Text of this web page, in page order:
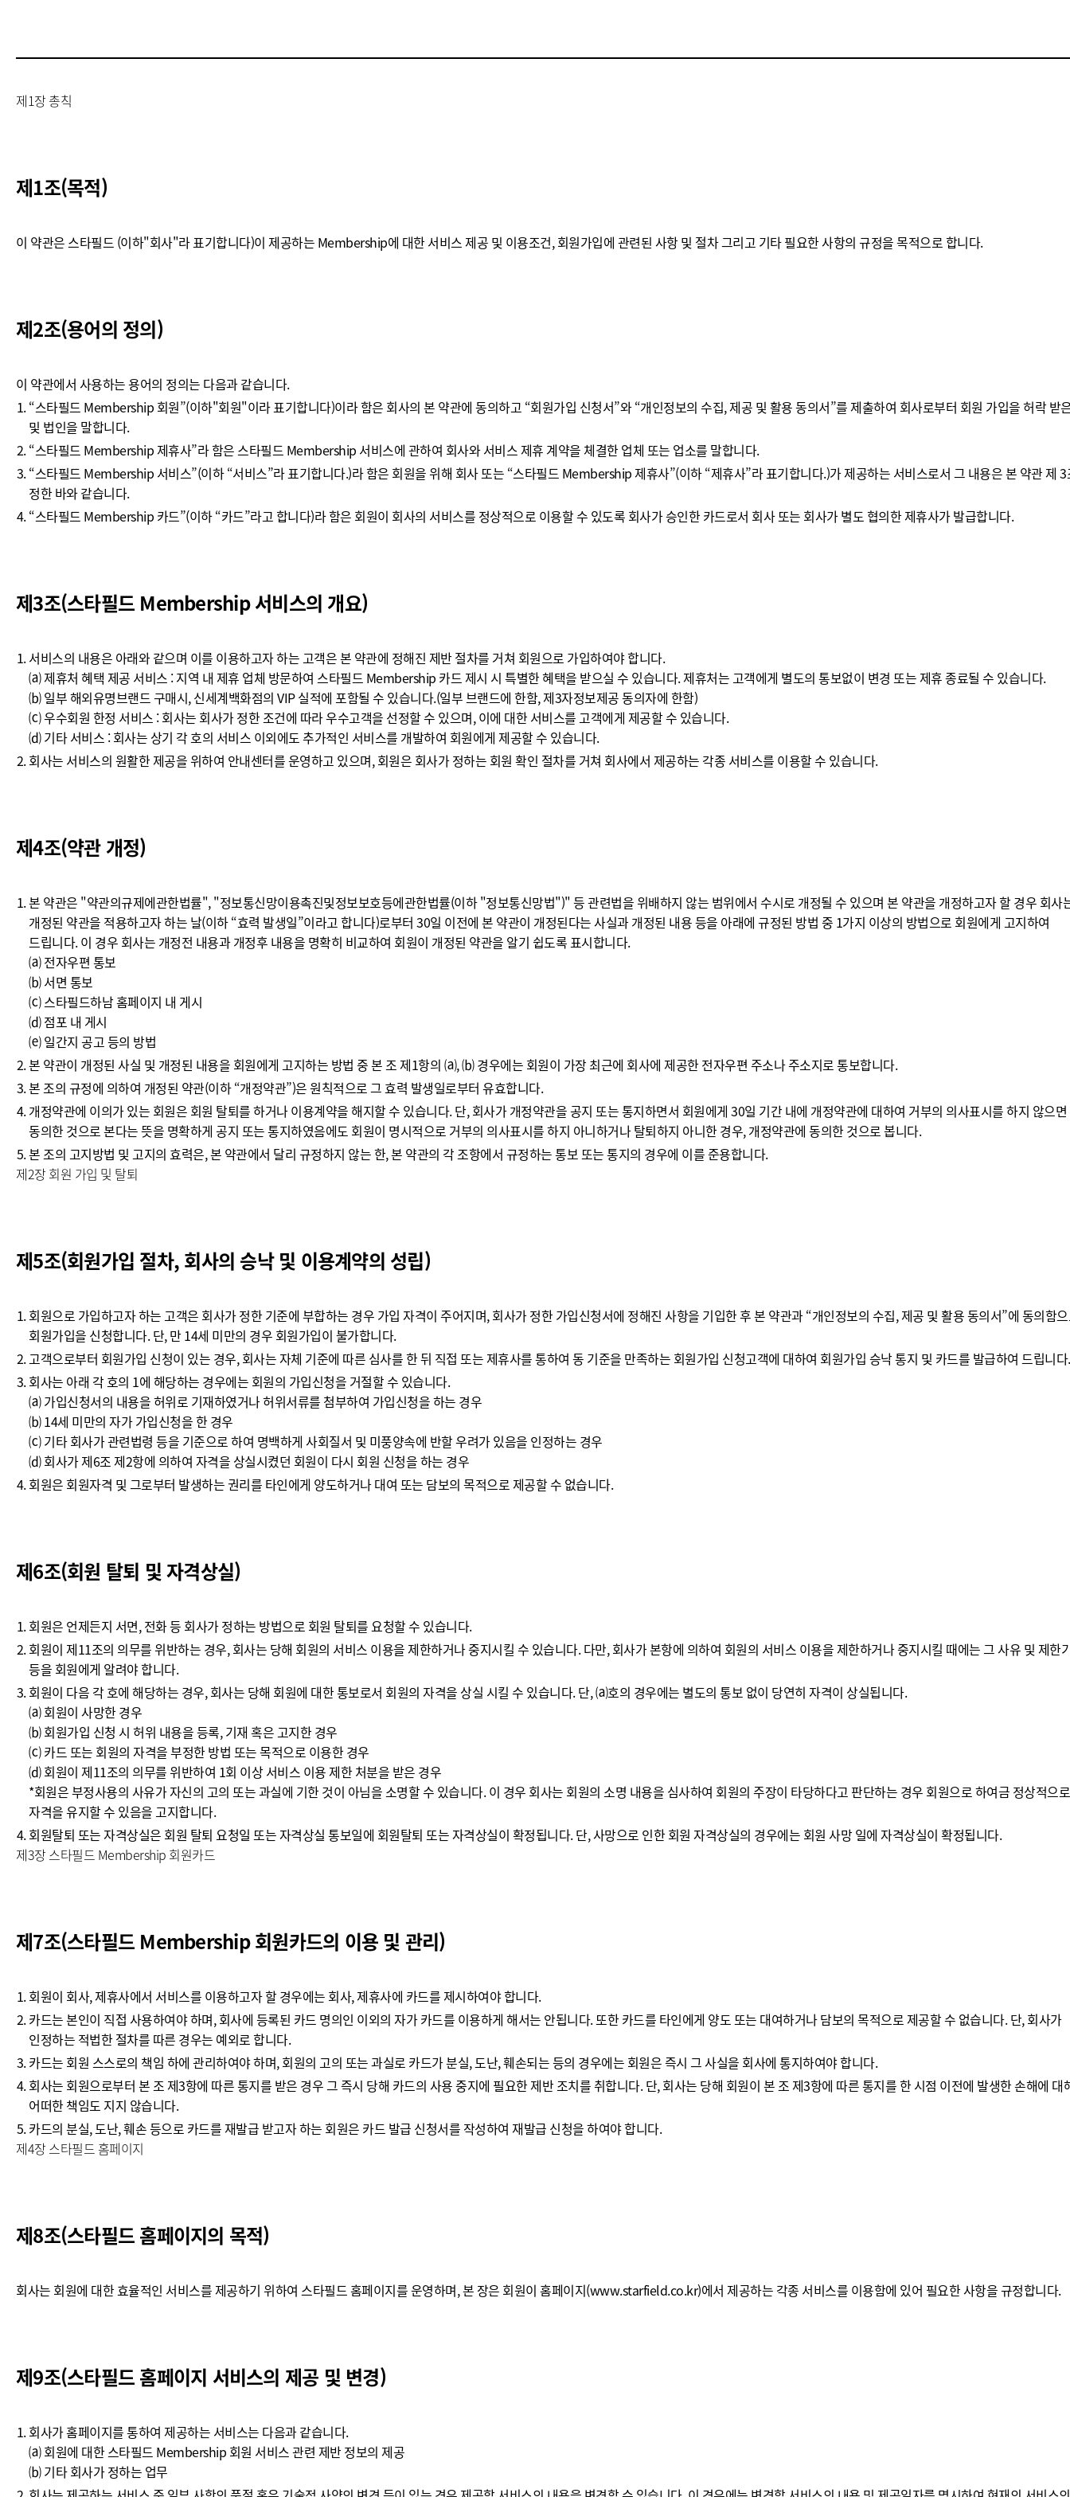
제1장 총칙
제1조(목적)
이 약관은 스타필드 (이하"회사"라 표기합니다)이 제공하는 Membership에 대한 서비스 제공 및 이용조건, 회원가입에 관련된 사항 및 절차 그리고 기타 필요한 사항의 규정을 목적으로 합니다.
제2조(용어의 정의)
이 약관에서 사용하는 용어의 정의는 다음과 같습니다.
“스타필드 Membership 회원”(이하"회원"이라 표기합니다)이라 함은 회사의 본 약관에 동의하고 “회원가입 신청서”와 “개인정보의 수집, 제공 및 활용 동의서”를 제출하여 회사로부터 회원 가입을 허락 받
및 법인을 말합니다.
“스타필드 Membership 제휴사”라 함은 스타필드 Membership 서비스에 관하여 회사와 서비스 제휴 계약을 체결한 업체 또는 업소를 말합니다.
“스타필드 Membership 서비스”(이하 “서비스”라 표기합니다.)라 함은 회원을 위해 회사 또는 “스타필드 Membership 제휴사”(이하 “제휴사”라 표기합니다.)가 제공하는 서비스로서 그 내용은 본 약관 제
정한 바와 같습니다.
“스타필드 Membership 카드”(이하 “카드”라고 합니다)라 함은 회원이 회사의 서비스를 정상적으로 이용할 수 있도록 회사가 승인한 카드로서 회사 또는 회사가 별도 협의한 제휴사가 발급합니다.
제3조(스타필드 Membership 서비스의 개요)
서비스의 내용은 아래와 같으며 이를 이용하고자 하는 고객은 본 약관에 정해진 제반 절차를 거쳐 회원으로 가입하여야 합니다.
⒜ 제휴처 혜택 제공 서비스 : 지역 내 제휴 업체 방문하여 스타필드 Membership 카드 제시 시 특별한 혜택을 받으실 수 있습니다. 제휴처는 고객에게 별도의 통보없이 변경 또는 제휴 종료될 수 있습니다.
⒝ 일부 해외유명브랜드 구매시, 신세계백화점의 VIP 실적에 포함될 수 있습니다.(일부 브랜드에 한함, 제3자정보제공 동의자에 한함)
⒞ 우수회원 한정 서비스 : 회사는 회사가 정한 조건에 따라 우수고객을 선정할 수 있으며, 이에 대한 서비스를 고객에게 제공할 수 있습니다.
⒟ 기타 서비스 : 회사는 상기 각 호의 서비스 이외에도 추가적인 서비스를 개발하여 회원에게 제공할 수 있습니다.
회사는 서비스의 원활한 제공을 위하여 안내센터를 운영하고 있으며, 회원은 회사가 정하는 회원 확인 절차를 거쳐 회사에서 제공하는 각종 서비스를 이용할 수 있습니다.
제4조(약관 개정)
본 약관은 "약관의규제에관한법률", "정보통신망이용촉진및정보보호등에관한법률(이하 "정보통신망법")" 등 관련법을 위배하지 않는 범위에서 수시로 개정될 수 있으며 본 약관을 개정하고자 할 경우 회사
개정된 약관을 적용하고자 하는 날(이하 “효력 발생일”이라고 합니다)로부터 30일 이전에 본 약관이 개정된다는 사실과 개정된 내용 등을 아래에 규정된 방법 중 1가지 이상의 방법으로 회원에게 고지하여
드립니다. 이 경우 회사는 개정전 내용과 개정후 내용을 명확히 비교하여 회원이 개정된 약관을 알기 쉽도록 표시합니다.
⒜ 전자우편 통보
⒝ 서면 통보
⒞ 스타필드하남 홈페이지 내 게시
⒟ 점포 내 게시
⒠ 일간지 공고 등의 방법
본 약관이 개정된 사실 및 개정된 내용을 회원에게 고지하는 방법 중 본 조 제1항의 ⒜, ⒝ 경우에는 회원이 가장 최근에 회사에 제공한 전자우편 주소나 주소지로 통보합니다.
본 조의 규정에 의하여 개정된 약관(이하 “개정약관”)은 원칙적으로 그 효력 발생일로부터 유효합니다.
개정약관에 이의가 있는 회원은 회원 탈퇴를 하거나 이용계약을 해지할 수 있습니다. 단, 회사가 개정약관을 공지 또는 통지하면서 회원에게 30일 기간 내에 개정약관에 대하여 거부의 의사표시를 하지 않으면
동의한 것으로 본다는 뜻을 명확하게 공지 또는 통지하였음에도 회원이 명시적으로 거부의 의사표시를 하지 아니하거나 탈퇴하지 아니한 경우, 개정약관에 동의한 것으로 봅니다.
본 조의 고지방법 및 고지의 효력은, 본 약관에서 달리 규정하지 않는 한, 본 약관의 각 조항에서 규정하는 통보 또는 통지의 경우에 이를 준용합니다.
제2장 회원 가입 및 탈퇴
제5조(회원가입 절차, 회사의 승낙 및 이용계약의 성립)
회원으로 가입하고자 하는 고객은 회사가 정한 기준에 부합하는 경우 가입 자격이 주어지며, 회사가 정한 가입신청서에 정해진 사항을 기입한 후 본 약관과 “개인정보의 수집, 제공 및 활용 동의서”에 동의함
회원가입을 신청합니다. 단, 만 14세 미만의 경우 회원가입이 불가합니다.
고객으로부터 회원가입 신청이 있는 경우, 회사는 자체 기준에 따른 심사를 한 뒤 직접 또는 제휴사를 통하여 동 기준을 만족하는 회원가입 신청고객에 대하여 회원가입 승낙 통지 및 카드를 발급하여 드립니다.
회사는 아래 각 호의 1에 해당하는 경우에는 회원의 가입신청을 거절할 수 있습니다.
⒜ 가입신청서의 내용을 허위로 기재하였거나 허위서류를 첨부하여 가입신청을 하는 경우
⒝ 14세 미만의 자가 가입신청을 한 경우
⒞ 기타 회사가 관련법령 등을 기준으로 하여 명백하게 사회질서 및 미풍양속에 반할 우려가 있음을 인정하는 경우
⒟ 회사가 제6조 제2항에 의하여 자격을 상실시켰던 회원이 다시 회원 신청을 하는 경우
회원은 회원자격 및 그로부터 발생하는 권리를 타인에게 양도하거나 대여 또는 담보의 목적으로 제공할 수 없습니다.
제6조(회원 탈퇴 및 자격상실)
회원은 언제든지 서면, 전화 등 회사가 정하는 방법으로 회원 탈퇴를 요청할 수 있습니다.
회원이 제11조의 의무를 위반하는 경우, 회사는 당해 회원의 서비스 이용을 제한하거나 중지시킬 수 있습니다. 다만, 회사가 본항에 의하여 회원의 서비스 이용을 제한하거나 중지시킬 때에는 그 사유 및 제한
등을 회원에게 알려야 합니다.
회원이 다음 각 호에 해당하는 경우, 회사는 당해 회원에 대한 통보로서 회원의 자격을 상실 시킬 수 있습니다. 단, ⒜호의 경우에는 별도의 통보 없이 당연히 자격이 상실됩니다.
⒜ 회원이 사망한 경우
⒝ 회원가입 신청 시 허위 내용을 등록, 기재 혹은 고지한 경우
⒞ 카드 또는 회원의 자격을 부정한 방법 또는 목적으로 이용한 경우
⒟ 회원이 제11조의 의무를 위반하여 1회 이상 서비스 이용 제한 처분을 받은 경우
*회원은 부정사용의 사유가 자신의 고의 또는 과실에 기한 것이 아님을 소명할 수 있습니다. 이 경우 회사는 회원의 소명 내용을 심사하여 회원의 주장이 타당하다고 판단하는 경우 회원으로 하여금 정상적으
자격을 유지할 수 있음을 고지합니다.
회원탈퇴 또는 자격상실은 회원 탈퇴 요청일 또는 자격상실 통보일에 회원탈퇴 또는 자격상실이 확정됩니다. 단, 사망으로 인한 회원 자격상실의 경우에는 회원 사망 일에 자격상실이 확정됩니다.
제3장 스타필드 Membership 회원카드
제7조(스타필드 Membership 회원카드의 이용 및 관리)
회원이 회사, 제휴사에서 서비스를 이용하고자 할 경우에는 회사, 제휴사에 카드를 제시하여야 합니다.
카드는 본인이 직접 사용하여야 하며, 회사에 등록된 카드 명의인 이외의 자가 카드를 이용하게 해서는 안됩니다. 또한 카드를 타인에게 양도 또는 대여하거나 담보의 목적으로 제공할 수 없습니다. 단, 회사가
인정하는 적법한 절차를 따른 경우는 예외로 합니다.
카드는 회원 스스로의 책임 하에 관리하여야 하며, 회원의 고의 또는 과실로 카드가 분실, 도난, 훼손되는 등의 경우에는 회원은 즉시 그 사실을 회사에 통지하여야 합니다.
회사는 회원으로부터 본 조 제3항에 따른 통지를 받은 경우 그 즉시 당해 카드의 사용 중지에 필요한 제반 조치를 취합니다. 단, 회사는 당해 회원이 본 조 제3항에 따른 통지를 한 시점 이전에 발생한 손해에 대
어떠한 책임도 지지 않습니다.
카드의 분실, 도난, 훼손 등으로 카드를 재발급 받고자 하는 회원은 카드 발급 신청서를 작성하여 재발급 신청을 하여야 합니다.
제4장 스타필드 홈페이지
제8조(스타필드 홈페이지의 목적)
회사는 회원에 대한 효율적인 서비스를 제공하기 위하여 스타필드 홈페이지를 운영하며, 본 장은 회원이 홈페이지(www.starfield.co.kr)에서 제공하는 각종 서비스를 이용함에 있어 필요한 사항을 규정합니다.
제9조(스타필드 홈페이지 서비스의 제공 및 변경)
회사가 홈페이지를 통하여 제공하는 서비스는 다음과 같습니다.
⒜ 회원에 대한 스타필드 Membership 회원 서비스 관련 제반 정보의 제공
⒝ 기타 회사가 정하는 업무